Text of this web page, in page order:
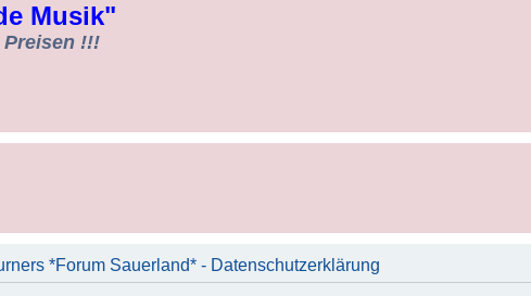
Musik"
!!!
*Forum Sauerland* - Datenschutzerklärung